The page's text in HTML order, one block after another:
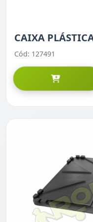
CAIXA
Cód: 127491